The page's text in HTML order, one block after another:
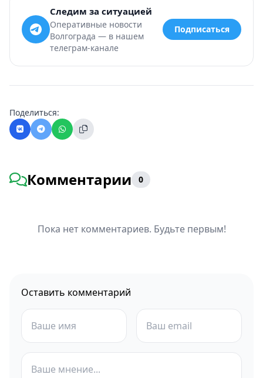
Следим за ситуацией
Оперативные новости
Волгограда — в нашем
телеграм-канале
Подписаться
Поделиться:
Комментарии 0
Пока нет комментариев. Будьте первым!
Оставить комментарий